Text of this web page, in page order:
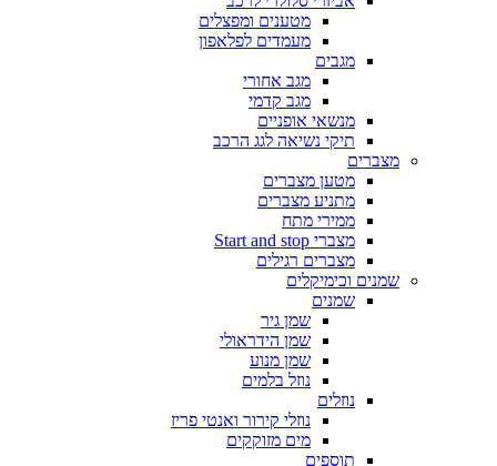
מטענים ומפצלים
מעמדים לפלאפון
מגבים
מגב אחורי
מגב קדמי
מנשאי אופניים
תיקי נשיאה לגג הרכב
מצברים
מטען מצברים
מתניע מצברים
ממירי מתח
מצברי Start and stop
מצברים רגילים
שמנים וכימיקלים
שמנים
שמן גיר
שמן הידראולי
שמן מנוע
נוזל בלמים
נוזלים
נוזלי קירור ואנטי פריז
מים מזוקקים
תוספים